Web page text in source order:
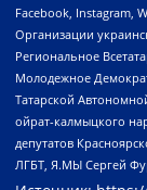
Facebook, Instagram,
Организации
Региональное
Молодежное
Татарской
ойрат-калмыцкого
депутатов
ЛГБТ, Я.МЫ Сергей